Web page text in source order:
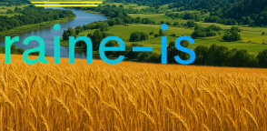
IS
ПО УКРАИНЕ